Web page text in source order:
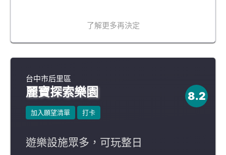
了解更多再決定
台中市后里區
麗寶探索樂園 8.2
加入願望清單 打卡
遊樂設施眾多，可玩整日